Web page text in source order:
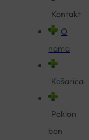
Kontakt
O
nama
Košarica
Poklon
bon